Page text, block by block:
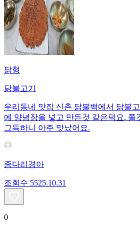
닭형
닭불고기
우리동네 맛집 신촌 닭불백에서 닭불
에 양념장을 넣고 만든것 같은덕요. 쫄
그득하니 아주 맛났어요.
종다리경아
조회수 5525.10.31
0